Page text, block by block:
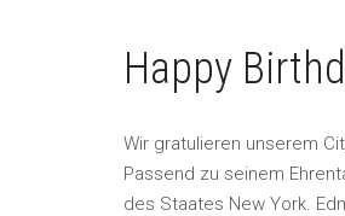
Happy
Wir gratulieren unserem
Passend zu seinem
des Staates New York.